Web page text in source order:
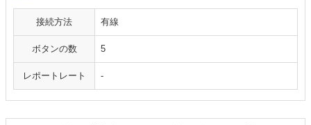
接続方法 有線
ボタンの数 5
レポートレート -